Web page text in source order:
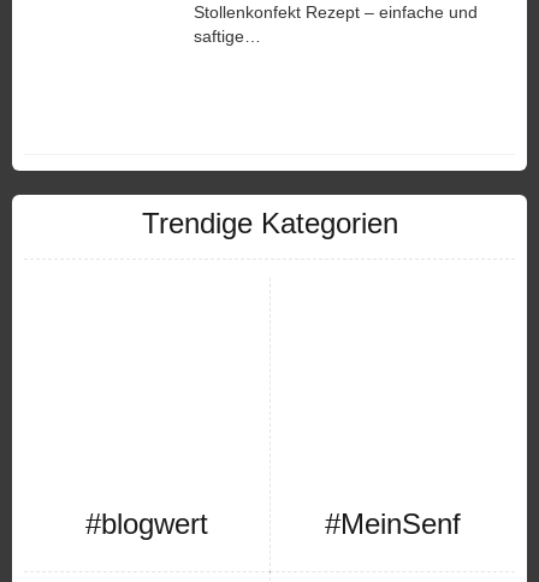
Stollenkonfekt Rezept – einfache und
saftige…
Trendige Kategorien
#blogwert #MeinSenf